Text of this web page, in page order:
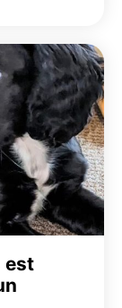
est